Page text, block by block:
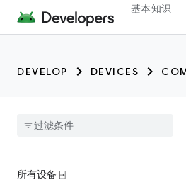
基本知识
DEVELOP DEVICES
所有设备 ⍈